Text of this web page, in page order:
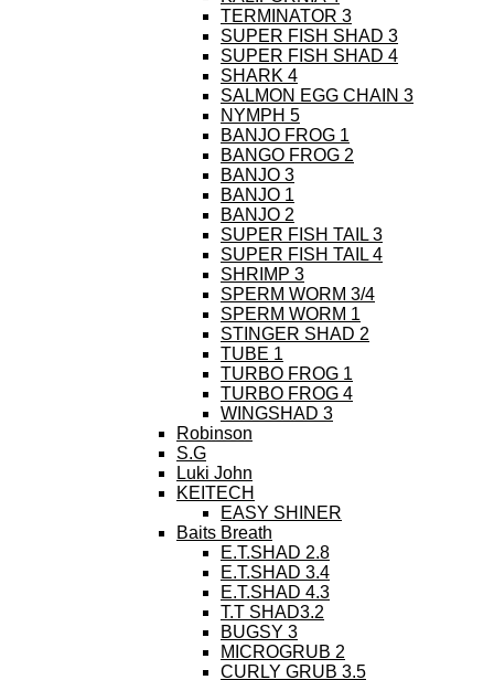
TERMINATOR 3
SUPER FISH SHAD 3
SUPER FISH SHAD 4
SHARK 4
SALMON EGG CHAIN 3
NYMPH 5
BANJO FROG 1
BANGO FROG 2
BANJO 3
BANJO 1
BANJO 2
SUPER FISH TAIL 3
SUPER FISH TAIL 4
SHRIMP 3
SPERM WORM 3/4
SPERM WORM 1
STINGER SHAD 2
TUBE 1
TURBO FROG 1
TURBO FROG 4
WINGSHAD 3
Robinson
S.G
Luki John
KEITECH
EASY SHINER
Baits Breath
E.T.SHAD 2.8
E.T.SHAD 3.4
E.T.SHAD 4.3
T.T SHAD3.2
BUGSY 3
MICROGRUB 2
CURLY GRUB 3.5